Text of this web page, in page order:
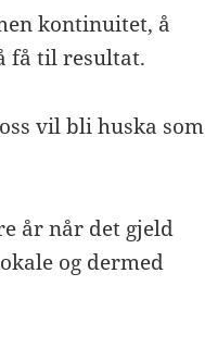
kontinuitet, å
få til resultat.
vil bli huska som
år når det gjeld
og dermed